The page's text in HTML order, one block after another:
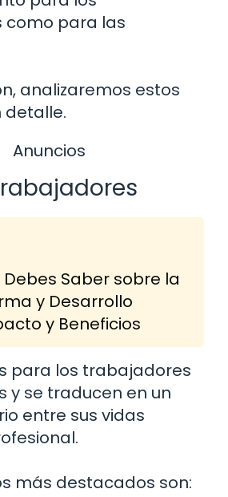
para las
analizaremos estos
detalle.
Anuncios
Saber sobre la
y Desarrollo
y Beneficios
para los trabajadores
y se traducen en un
entre sus vidas
más destacados son: